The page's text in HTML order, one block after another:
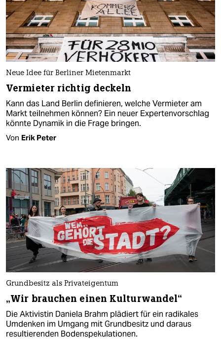
Neue Idee für Berliner Mietenmarkt
Vermieter richtig deckeln
Kann das Land Berlin definieren, welche Vermieter am
Markt teilnehmen können? Ein neuer Expertenvorschlag
könnte Dynamik in die Frage bringen.
Von Erik Peter
Grundbesitz als Privateigentum
„Wir brauchen einen Kulturwandel“
Die Aktivistin Daniela Brahm plädiert für ein radikales
Umdenken im Umgang mit Grundbesitz und daraus
resultierenden Bodenspekulationen.